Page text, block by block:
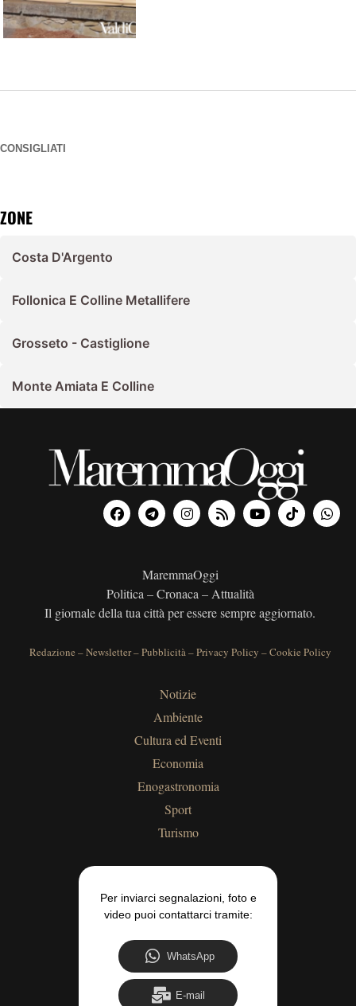
CONSIGLIATI
ZONE
Costa D'Argento
Follonica E Colline Metallifere
Grosseto - Castiglione
Monte Amiata E Colline
MaremmaOggi
Politica – Cronaca – Attualità
Il giornale della tua città per essere sempre aggiornato.
Redazione –Newsletter–Pubblicità–Privacy Policy –Cookie Policy
Notizie
Ambiente
Cultura ed Eventi
Economia
Enogastronomia
Sport
Turismo
Per inviarci segnalazioni, foto e
video puoi contattarci tramite:
WhatsApp
E-mail